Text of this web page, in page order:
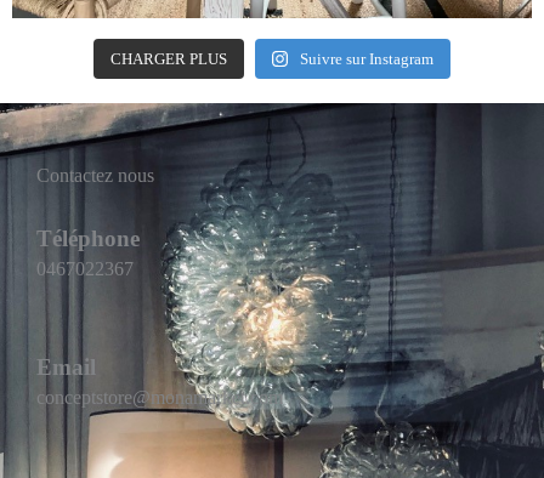
CHARGER PLUS Suivre sur Instagram
Contactez nous
Téléphone
0467022367
Email
conceptstore@monamarket.com